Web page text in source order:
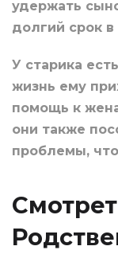
удержать
долгий срок
У старика
жизнь ему
помощь к
они также
проблемы,